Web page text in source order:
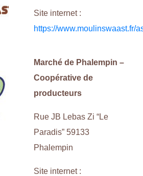
Site internet :
https://www.moulinswaast.fr/
Marché de Phalempin –
Coopérative de
producteurs
Rue JB Lebas Zi “Le
Paradis” 59133
Phalempin
Site internet :